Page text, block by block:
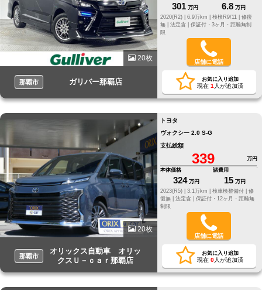
20枚
那覇市 ガリバー那覇店
301 万円 6.8 万円
2020(R2) |
6.9万km | 検検R9/11 | 修復
無 | 法定含 | 保証付・3ヶ月・距離無制
限
店舗に電話
お気に入り追加
現在 1 人が追加済
20枚
那覇市
オリックス自動車 オリッ
クスＵ－ｃａｒ那覇店
トヨタ
ヴォクシー 2.0 S-G
支払総額
339
万円
本体価格
324 万円
諸費用
15 万円
2023(R5) |
3.1万km | 検車検整備付 | 修
復無 | 法定含 | 保証付・12ヶ月・距離無
制限
店舗に電話
お気に入り追加
現在 0人が追加済